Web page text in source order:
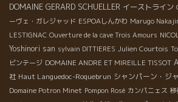
DOMAINE GERARD SCHUELLER イーストライン
ーヴェ・ガレジャッド ESPOAしんかわ Marugo
LESTIGNAC Ouverture de la cave Trois Amours
Yoshinori san sylvain DITTIERES Julien Courtois
ビンテージ DOMAINE ANDRE ET MIREILLE TISSOT
社 Haut Languedoc-Roquebrun シャンパーン・ジ
Domaine Potron Minet Pompon Rosé カンパニェス